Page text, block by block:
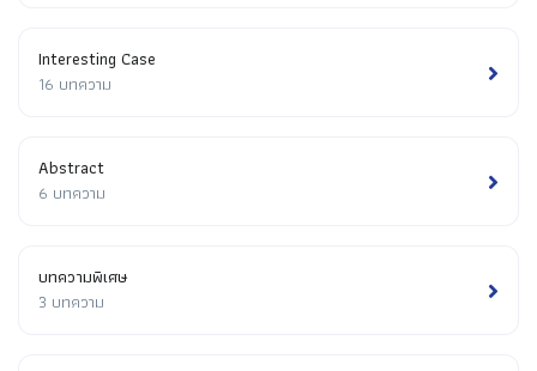
Interesting Case
16 บทความ
Abstract
6 บทความ
บทความพิเศษ
3 บทความ